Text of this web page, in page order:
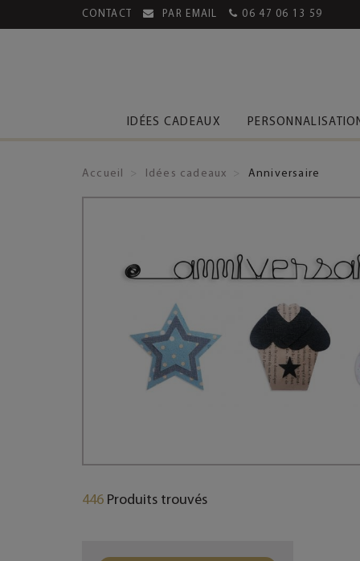
CONTACT PAR EMAIL 06 47 06 13 59
LIVRAISON OFFERTE DÈS 39€
IDÉES CADEAUX
Accueil Idées cadeaux Anniversaire
446 Produits trouvés